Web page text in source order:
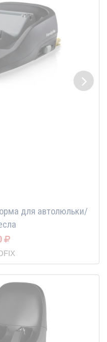
для автолюльки/